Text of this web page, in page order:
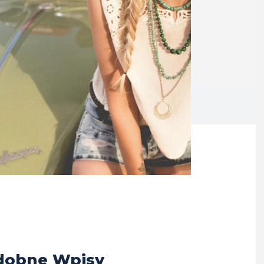
Wpisy